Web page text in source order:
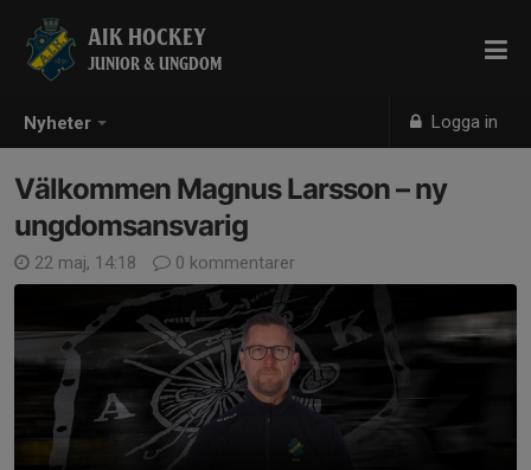
Nyheter Logga in
AIK HOCKEY
JUNIOR & UNGDOM
Välkommen Magnus Larsson – ny
ungdomsansvarig
22 maj, 14:18 0 kommentarer